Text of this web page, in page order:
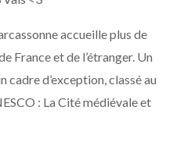
accueille plus de
France et de l’étranger. Un
cadre d’exception, classé au
: La Cité médiévale et